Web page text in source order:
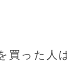
買った人